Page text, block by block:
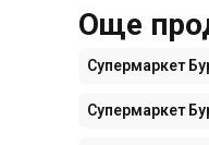
Още
Супермаркет
Супермаркет